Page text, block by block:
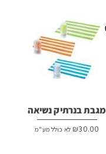
מגבת בנרתיק נשיאה
₪30.00 לא כולל מע"מ